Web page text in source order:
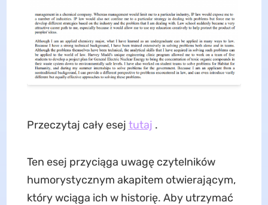
Przeczytaj cały esej tutaj .
Ten esej przyciąga uwagę czytelników
humorystycznym akapitem otwierającym,
który wciąga ich w historię. Aby utrzymać